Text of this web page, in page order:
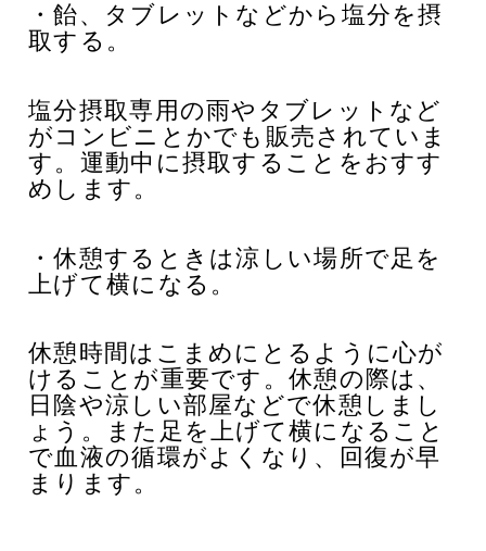
・飴、タブレットなどから塩分を摂
取する。
塩分摂取専用の雨やタブレットなど
がコンビニとかでも販売されていま
す。運動中に摂取することをおすす
めします。
・休憩するときは涼しい場所で足を
上げて横になる。
休憩時間はこまめにとるように心が
けることが重要です。休憩の際は、
日陰や涼しい部屋などで休憩しまし
ょう。また足を上げて横になること
で血液の循環がよくなり、回復が早
まります。